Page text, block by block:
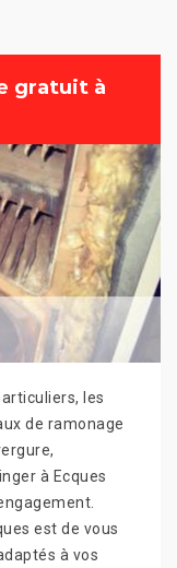
gratuit à
les
de ramonage
à Ecques
est de vous
à vos